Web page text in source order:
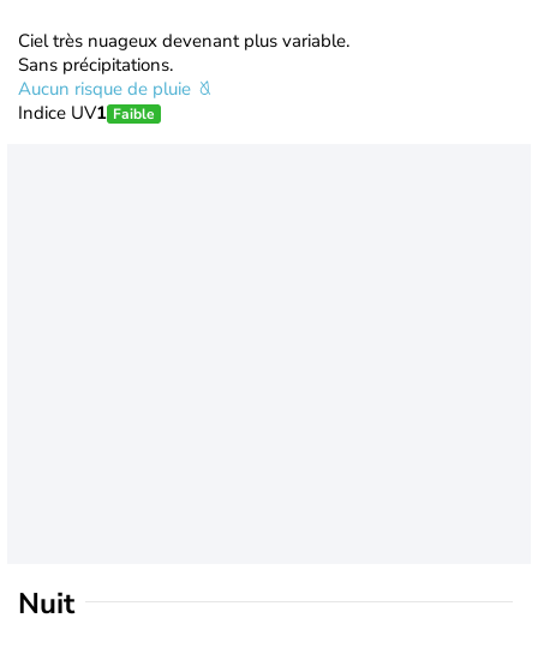
Ciel très nuageux devenant plus variable.
Sans précipitations.
Aucun risque de pluie
Indice UV1 Faible
Nuit